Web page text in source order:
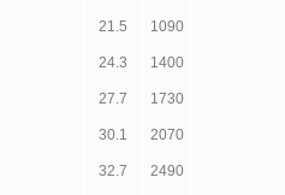
21.5 1090
24.3 1400
27.7 1730
30.1 2070
32.7 2490